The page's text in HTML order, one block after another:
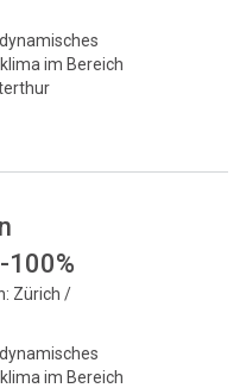
im Bereich
100%
Zürich /
im Bereich